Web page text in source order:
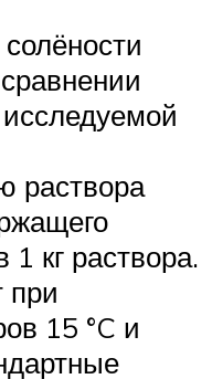
раствора
кг раствора.
при
15 °C и